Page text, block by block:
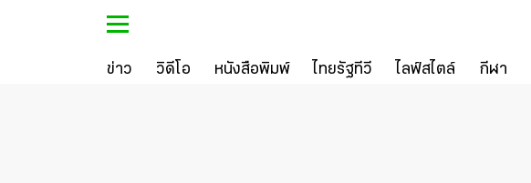
ข่าว วิดีโอ หนังสือพิมพ์ ไทยรัฐทีวี ไลฟ์สไตล์ กีฬา